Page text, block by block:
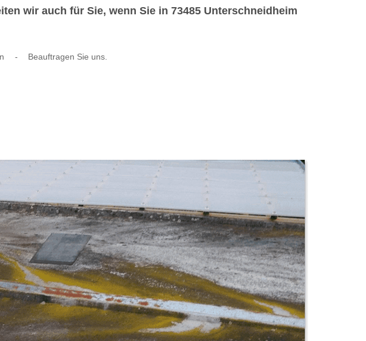
wir auch für Sie, wenn Sie in 73485 Unterschneidheim
- Beauftragen Sie uns.